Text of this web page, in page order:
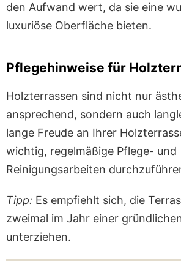
den Aufwand wert, da sie eine
luxuriöse Oberfläche bieten.
Pflegehinweise für
Holzterrassen sind nicht nur
ansprechend, sondern auch
lange Freude an Ihrer
wichtig, regelmäßige Pflege- und
Reinigungsarbeiten
Tipp: Es empfiehlt sich, die
zweimal im Jahr einer
unterziehen.